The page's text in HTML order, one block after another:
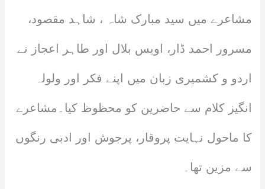
مشاعرے میں سید مبارک شاہ ، شاہد مقصود،
مسرور احمد ڈار، اویس بلال اور طاہر اعجاز نے
اردو و کشمیری زبان میں اپنے فکر اور ولولہ
انگیز کلام سے حاضرین کو محظوظ کیا۔مشاعرے
کا ماحول نہایت پروقار، پرجوش اور ادبی رنگوں
سے مزین تھا۔